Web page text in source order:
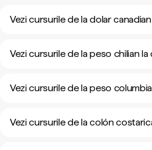
Vezi cursurile de la dolar
Vezi cursurile de la peso chilian la
Vezi cursurile de la peso
Vezi cursurile de la colón